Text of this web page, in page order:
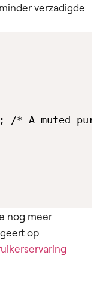
verzadigde
/* A muted
nog meer
op